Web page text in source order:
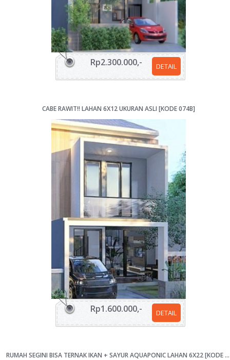
DETAIL
Rp2.300.000,-
CABE RAWIT!! LAHAN 6X12 UKURAN ASLI [KODE 074B]
DETAIL
Rp1.600.000,-
RUMAH SEGINI BISA TERNAK IKAN + SAYUR AQUAPONIC LAHAN 6X22 [KODE 032E]